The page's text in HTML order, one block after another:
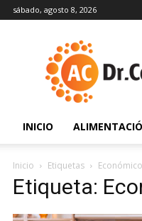
sábado, agosto 8, 2026
INICIO
Inicio Etiquetas Económico
Etiqueta: